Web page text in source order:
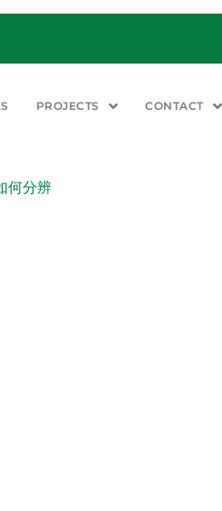
PROJECTS CONTACT
何分辨